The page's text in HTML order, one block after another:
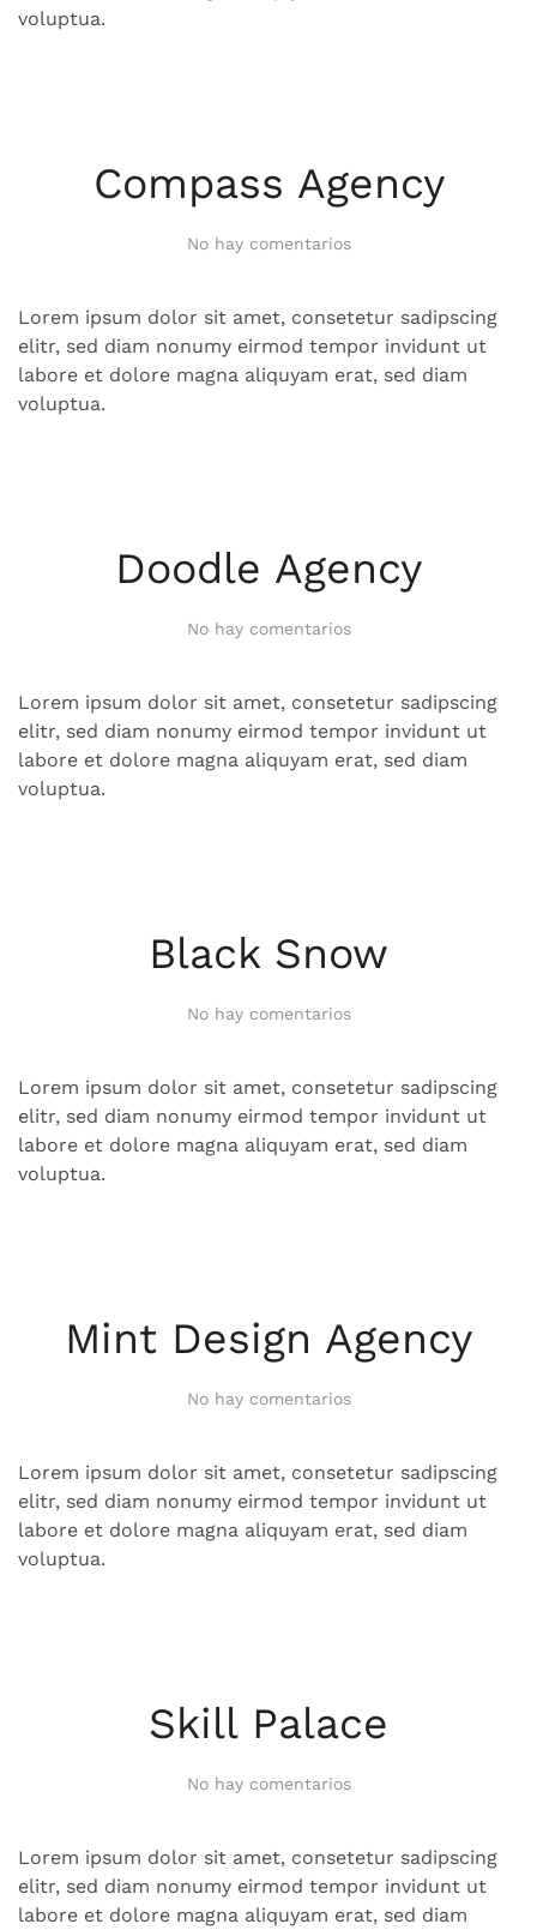
voluptua.
Compass Agency
No hay comentariosen
Lorem ipsum dolor sit amet, consetetur sadipscing
elitr, sed diam nonumy eirmod tempor invidunt ut
labore et dolore magna aliquyam erat, sed diam
voluptua.
Doodle Agency
No hay comentariosen
Lorem ipsum dolor sit amet, consetetur sadipscing
elitr, sed diam nonumy eirmod tempor invidunt ut
labore et dolore magna aliquyam erat, sed diam
voluptua.
Black Snow
No hay comentariosen
Lorem ipsum dolor sit amet, consetetur sadipscing
elitr, sed diam nonumy eirmod tempor invidunt ut
labore et dolore magna aliquyam erat, sed diam
voluptua.
Mint Design Agency
No hay comentariosen
Agency
Lorem ipsum dolor sit amet, consetetur sadipscing
elitr, sed diam nonumy eirmod tempor invidunt ut
labore et dolore magna aliquyam erat, sed diam
voluptua.
Skill Palace
No hay comentariosen
Lorem ipsum dolor sit amet, consetetur sadipscing
elitr, sed diam nonumy eirmod tempor invidunt ut
labore et dolore magna aliquyam erat, sed diam